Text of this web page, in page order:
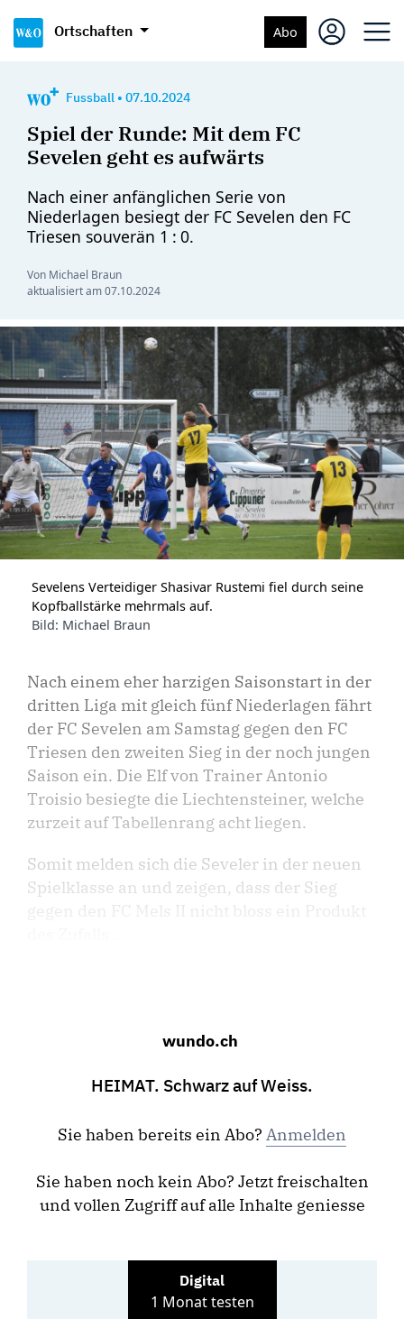
Ortschaften Abo
Fussball • 07.10.2024
Spiel der Runde: Mit dem FC
Sevelen geht es aufwärts
Nach einer anfänglichen Serie von
Niederlagen besiegt der FC Sevelen den FC
Triesen souverän 1 : 0.
Von Michael Braun
aktualisiert am07.10.2024
Sevelens Verteidiger Shasivar Rustemi fiel durch seine
Kopfballstärke mehrmals auf.
Bild: Michael Braun
Nach einem eher harzigen Saisonstart in der
dritten Liga mit gleich fünf Niederlagen fährt
der FC Sevelen am Samstag gegen den FC
Triesen den zweiten Sieg in der noch jungen
Saison ein. Die Elf von Trainer Antonio
Troisio besiegte die Liechtensteiner, welche
zurzeit auf Tabellenrang acht liegen.
Somit melden sich die Seveler in der neuen
Spielklasse an und zeigen, dass der Sieg
wundo.ch
HEIMAT. Schwarz auf Weiss.
Sie haben bereits ein Abo? Anmelden
Sie haben noch kein Abo? Jetzt freischalten
und vollen Zugriff auf alle Inhalte geniesse
Digital
1 Monat testen